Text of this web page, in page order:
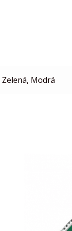
Modrá